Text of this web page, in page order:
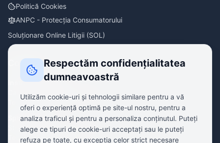
Politică Cookies
ANPC - Protecția Consumatorului
Soluționare Online Litigii (SOL)
Contact
Institutul Sânului
Calea Griviței 365, București
+40 737 877 880
Sphera Clinic
Str. Herăstrău 29, București
Tel:+40 751 929 292
Respectăm confidențialitatea
dumneavoastră
Utilizăm cookie-uri și tehnologii similare pentru a vă
oferi o experiență optimă pe site-ul nostru, pentru a
analiza traficul și pentru a personaliza conținutul. Puteți
alege ce tipuri de cookie-uri acceptați sau le puteți
refuza pe toate, cu excepția celor strict necesare